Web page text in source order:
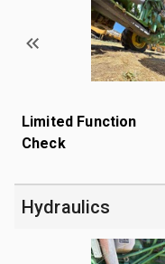
Limited Function
Check
Hydraulics